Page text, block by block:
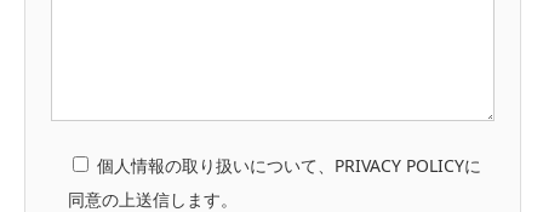
個人情報の取り扱いについて、PRIVACY POLICYに
同意の上送信します。